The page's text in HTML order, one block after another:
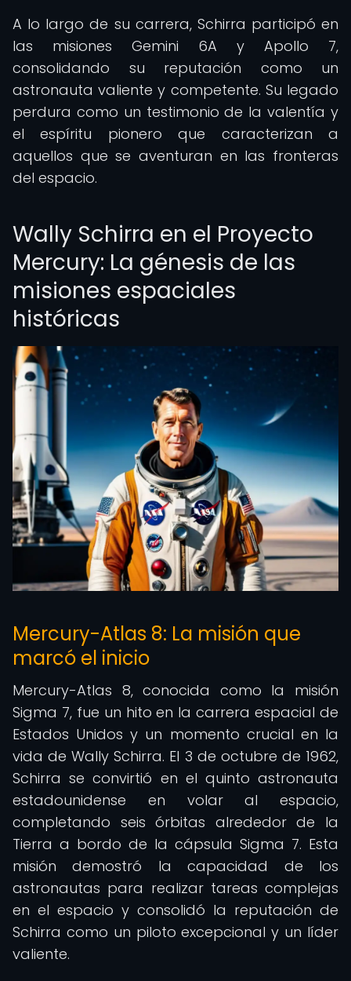
A lo largo de su carrera, Schirra participó en
las misiones Gemini 6A y Apollo 7,
consolidando su reputación como un
astronauta valiente y competente. Su legado
perdura como un testimonio de la valentía y
el espíritu pionero que caracterizan a
aquellos que se aventuran en las fronteras
del espacio.
Wally Schirra en el Proyecto
Mercury: La génesis de las
misiones espaciales
históricas
Mercury-Atlas 8: La misión que
marcó el inicio
Mercury-Atlas 8, conocida como la misión
Sigma 7, fue un hito en la carrera espacial de
Estados Unidos y un momento crucial en la
vida de Wally Schirra. El 3 de octubre de 1962,
Schirra se convirtió en el quinto astronauta
estadounidense en volar al espacio,
completando seis órbitas alrededor de la
Tierra a bordo de la cápsula Sigma 7. Esta
misión demostró la capacidad de los
astronautas para realizar tareas complejas
en el espacio y consolidó la reputación de
Schirra como un piloto excepcional y un líder
valiente.